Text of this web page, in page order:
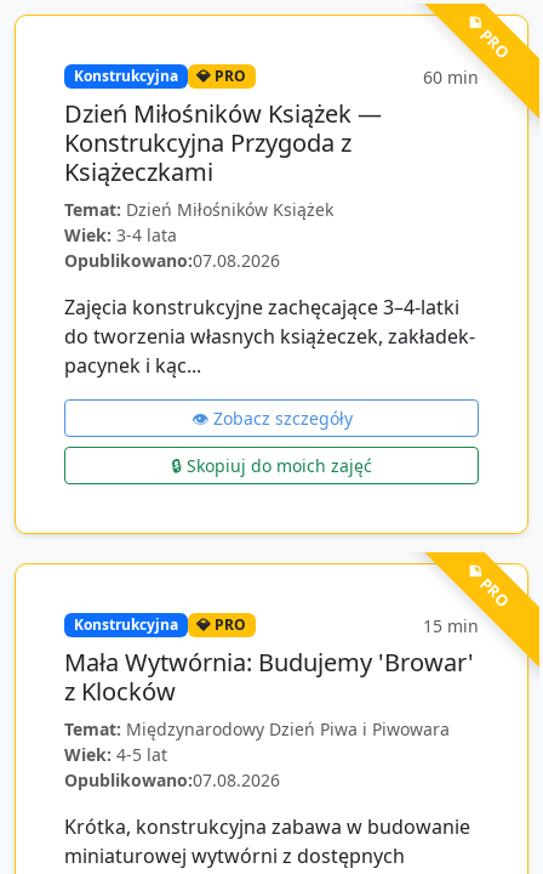
💎 PRO
Konstrukcyjna 💎 PRO 60 min
Dzień Miłośników Książek —
Konstrukcyjna Przygoda z
Książeczkami
Temat: Dzień Miłośników Książek
Wiek: 3-4 lata
Opublikowano:07.08.2026
Zajęcia konstrukcyjne zachęcające 3–4-latki
do tworzenia własnych książeczek, zakładek-
pacynek i kąc...
👁️ Zobacz szczegóły
🔒 Skopiuj do moich zajęć
💎 PRO
Konstrukcyjna 💎 PRO 15 min
Mała Wytwórnia: Budujemy 'Browar'
z Klocków
Temat: Międzynarodowy Dzień Piwa i Piwowara
Wiek: 4-5 lat
Opublikowano:07.08.2026
Krótka, konstrukcyjna zabawa w budowanie
miniaturowej wytwórni z dostępnych